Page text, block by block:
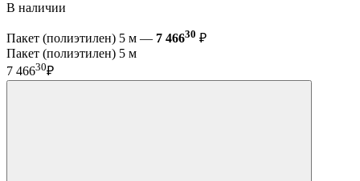
В наличии
Пакет (полиэтилен) 5 м — 7 46630 ₽
Пакет (полиэтилен) 5 м
7 46630₽